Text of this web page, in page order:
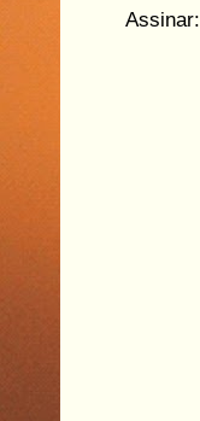
Assinar: